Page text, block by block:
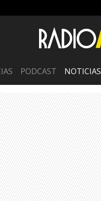
PODCAST NOTICIAS